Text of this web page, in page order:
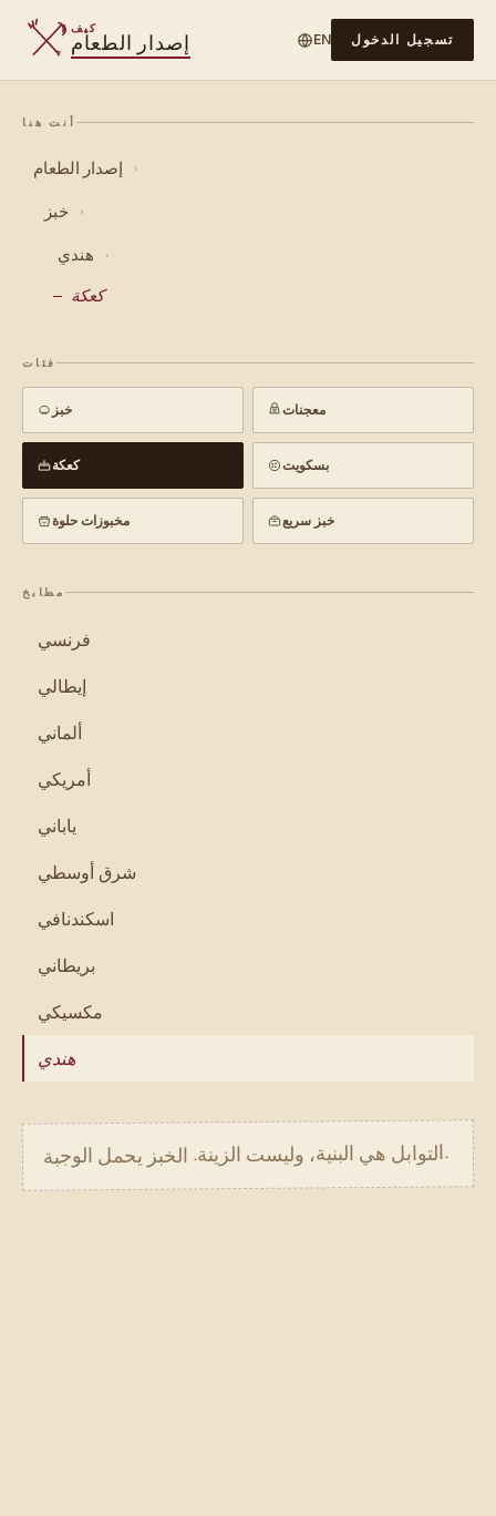
كيف
إصدار الطعام EN تسجيل الدخول
أنت هنا
إصدار الطعام ›
خبز ›
هندي ›
كعكة
فئات
خبز معجنات
كعكة بسكويت
مخبوزات حلوة خبز سريع
مطابخ
فرنسي
إيطالي
ألماني
أمريكي
ياباني
شرق أوسطي
اسكندنافي
بريطاني
مكسيكي
هندي
التوابل هي البنية، وليست الزينة. الخبز يحمل الوجبة.